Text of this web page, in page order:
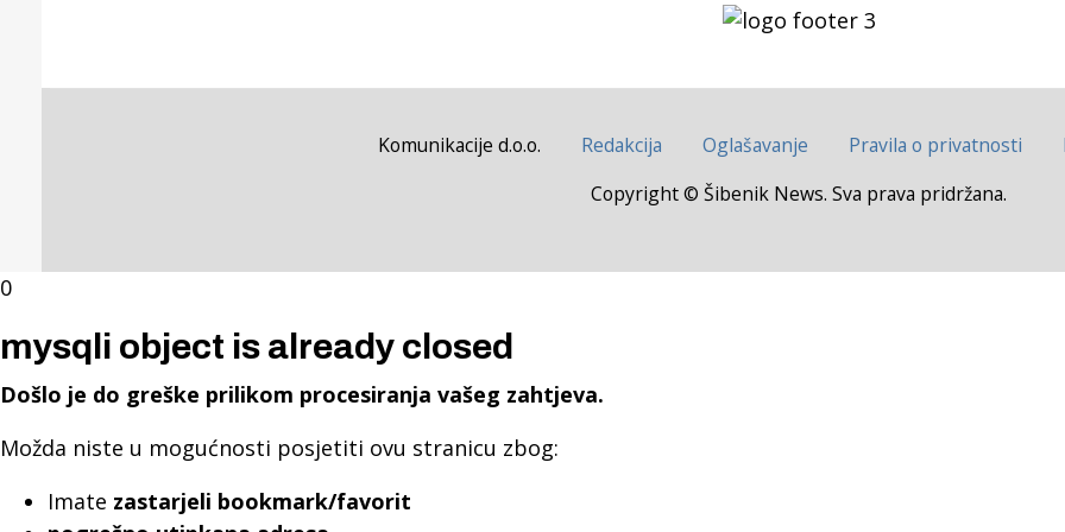
Komunikacije d.o.o. Redakcija Oglašavanje Pravila o privatnosti
Copyright © Šibenik News. Sva prava pridržana.
0
mysqli object is already closed
Došlo je do greške prilikom procesiranja vašeg zahtjeva.
Možda niste u mogućnosti posjetiti ovu stranicu zbog:
Imate zastarjeli bookmark/favorit